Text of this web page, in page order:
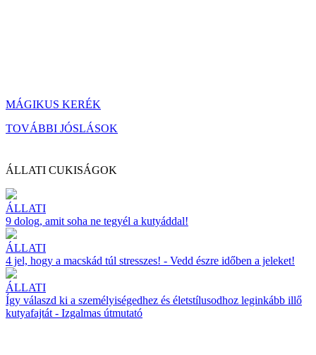
MÁGIKUS KERÉK
TOVÁBBI JÓSLÁSOK
ÁLLATI CUKISÁGOK
ÁLLATI
9 dolog, amit soha ne tegyél a kutyáddal!
ÁLLATI
4 jel, hogy a macskád túl stresszes! - Vedd észre időben a jeleket!
ÁLLATI
Így válaszd ki a személyiségedhez és életstílusodhoz leginkább illő
kutyafajtát - Izgalmas útmutató